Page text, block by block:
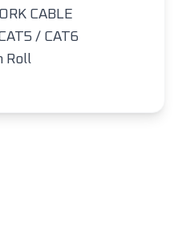
CABLE
/ CAT6
Roll